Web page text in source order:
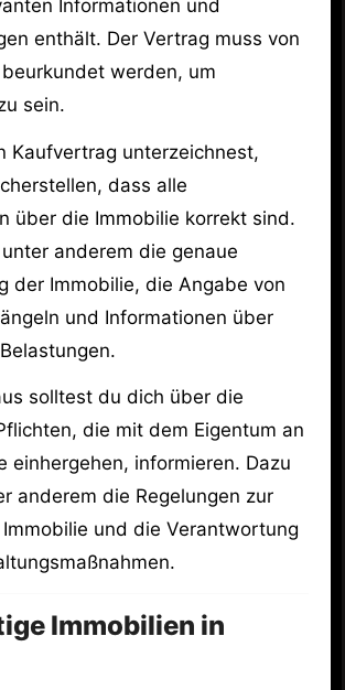
Informationen und
enthält. Der Vertrag muss von
werden, um
sein.
Kaufvertrag unterzeichnest,
dass alle
über die Immobilie korrekt sind.
anderem die genaue
der Immobilie, die Angabe von
und Informationen über
solltest du dich über die
die mit dem Eigentum an
einhergehen, informieren. Dazu
anderem die Regelungen zur
und die Verantwortung
Immobilien in